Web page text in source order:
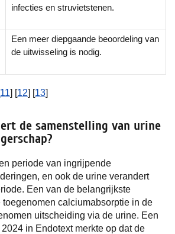
infecties en struvietstenen.
Een meer diepgaande beoordeling van
de uitwisseling is nodig.
11] [12] [13]
de samenstelling van urine
periode van ingrijpende
en ook de urine verandert
Een van de belangrijkste
toegenomen calciumabsorptie in de
uitscheiding via de urine. Een
in Endotext merkte op dat de